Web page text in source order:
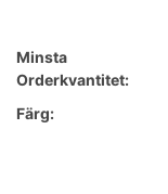
Minsta
Orderkvantitet:
Färg: